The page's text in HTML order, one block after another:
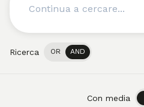
Cerca
Ricerca OR AND
Con media